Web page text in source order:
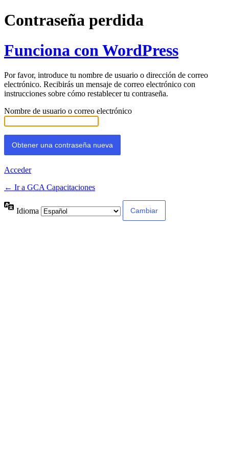
Contraseña perdida
Funciona con WordPress
Por favor, introduce tu nombre de usuario o dirección de correo
electrónico. Recibirás un mensaje de correo electrónico con
instrucciones sobre cómo restablecer tu contraseña.
Nombre de usuario o correo electrónico
Acceder
← Ir a GCA Capacitaciones
Idioma